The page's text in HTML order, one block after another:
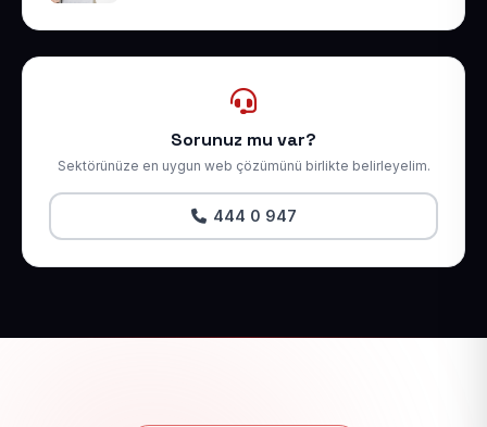
Sorunuz mu var?
Sektörünüze en uygun web çözümünü birlikte belirleyelim.
444 0 947